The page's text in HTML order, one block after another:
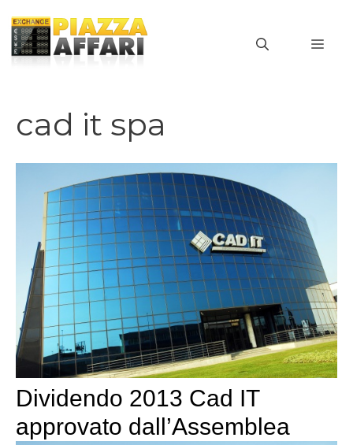
contenuto
cad it spa
Dividendo 2013 Cad IT
approvato dall’Assemblea